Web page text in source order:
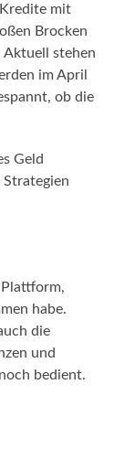
mit
Brocken
Aktuell stehen
im April
ob die
Geld
habe.
die
und
bedient.